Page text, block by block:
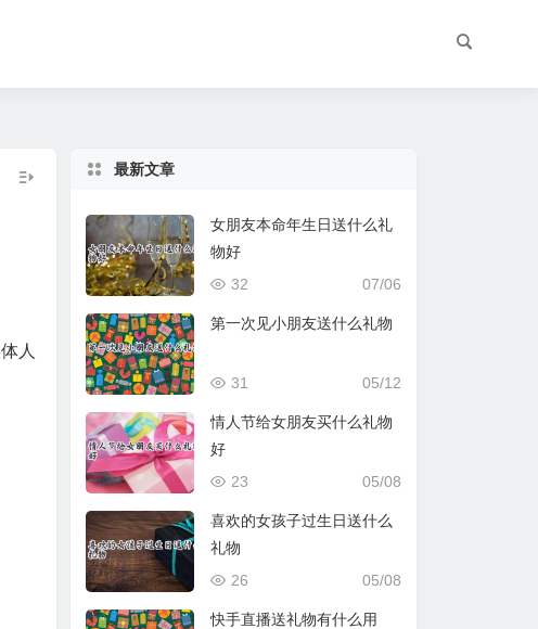
人
最新文章
女朋友本命年生日送什么礼
物好
07/06
32
第一次见小朋友送什么礼物
05/12
31
情人节给女朋友买什么礼物
好
05/08
23
喜欢的女孩子过生日送什么
礼物
05/08
26
快手直播送礼物有什么用